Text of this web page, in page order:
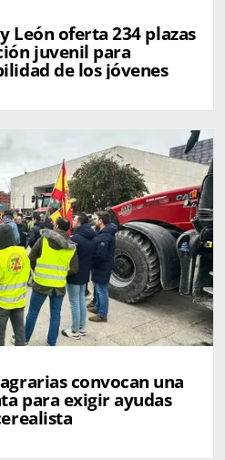
León oferta 234 plazas
juvenil para
de los jóvenes
convocan una
para exigir ayudas